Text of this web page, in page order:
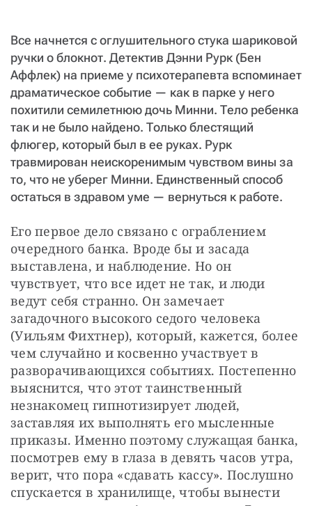
Все начнется с оглушительного стука шариковой
ручки о блокнот. Детектив Дэнни Рурк (Бен
Аффлек) на приеме у психотерапевта вспоминает
драматическое событие — как в парке у него
похитили семилетнюю дочь Минни. Тело ребенка
так и не было найдено. Только блестящий
флюгер, который был в ее руках. Рурк
травмирован неискоренимым чувством вины за
то, что не уберег Минни. Единственный способ
остаться в здравом уме — вернуться к работе.
Его первое дело связано с ограблением
очередного банка. Вроде бы и засада
выставлена, и наблюдение. Но он
чувствует, что все идет не так, и люди
ведут себя странно. Он замечает
загадочного высокого седого человека
(Уильям Фихтнер), который, кажется, более
чем случайно и косвенно участвует в
разворачивающихся событиях. Постепенно
выяснится, что этот таинственный
незнакомец гипнотизирует людей,
заставляя их выполнять его мысленные
приказы. Именно поэтому служащая банка,
посмотрев ему в глаза в девять часов утра,
верит, что пора «сдавать кассу». Послушно
спускается в хранилище, чтобы вынести